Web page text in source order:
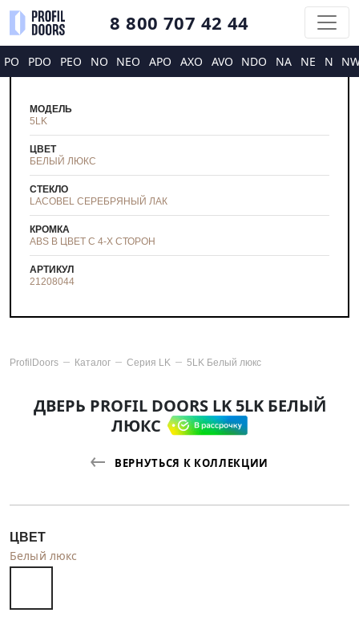
8 800 707 42 44
PO PDO PEO NO NEO APO AXO AVO NDO NA NE N
МОДЕЛЬ
5LK
ЦВЕТ
БЕЛЫЙ ЛЮКС
СТЕКЛО
LACOBEL СЕРЕБРЯНЫЙ ЛАК
КРОМКА
ABS В ЦВЕТ С 4-Х СТОРОН
АРТИКУЛ
21208044
ProfilDoors Каталог Серия LK 5LK Белый люкс
ДВЕРЬ PROFIL DOORS LK 5LK БЕЛЫЙ
ЛЮКС
ВЕРНУТЬСЯ К КОЛЛЕКЦИИ
ЦВЕТ
Белый люкс